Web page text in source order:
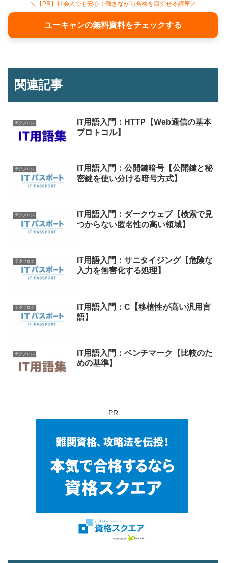
＼【PR】社会人でも安心！働きながら合格を目指せる講座／
ユーキャンの無料資料をチェックする
関連記事
テクノロジ
IT用語入門：HTTP【Web通信の基本
プロトコル】
テクノロジ
IT用語入門：公開鍵暗号【公開鍵と秘
密鍵を使い分ける暗号方式】
テクノロジ
IT用語入門：ダークウェブ【検索で見
つからない匿名性の高い領域】
テクノロジ
IT用語入門：サニタイジング【危険な
入力を無害化する処理】
テクノロジ
IT用語入門：C【移植性が高い汎用言
語】
テクノロジ
IT用語入門：ベンチマーク【比較のた
めの基準】
PR